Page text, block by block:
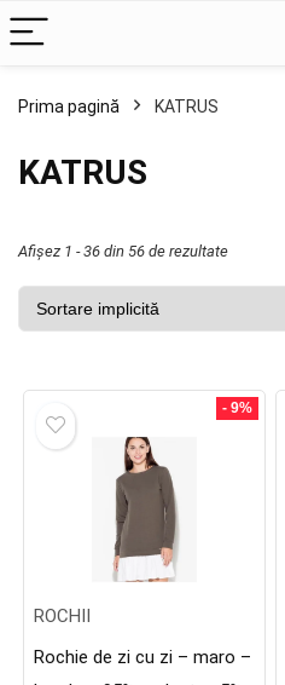
Prima pagină KATRUS
KATRUS
Afișez 1 - 36 din 56 de rezultate
- 9%
ROCHII
Rochie de zi cu zi – maro –